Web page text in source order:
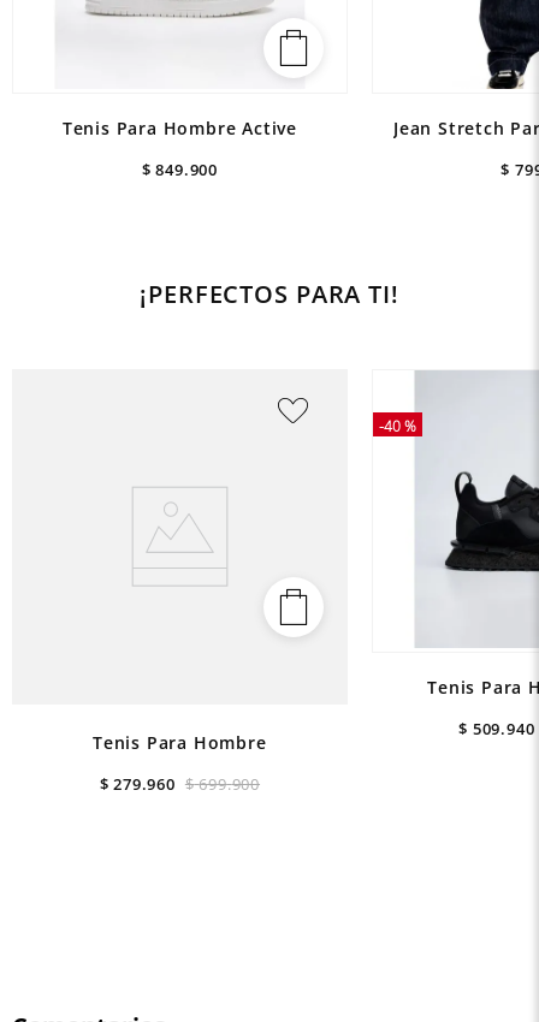
Tenis Para Hombre Active
$ 849.900
Jean Stretch
$
¡PERFECTOS PARA TI!
Tenis Para Hombre
$ 699.900
$ 279.960
-40 %
Tenis Para
$ 509.940